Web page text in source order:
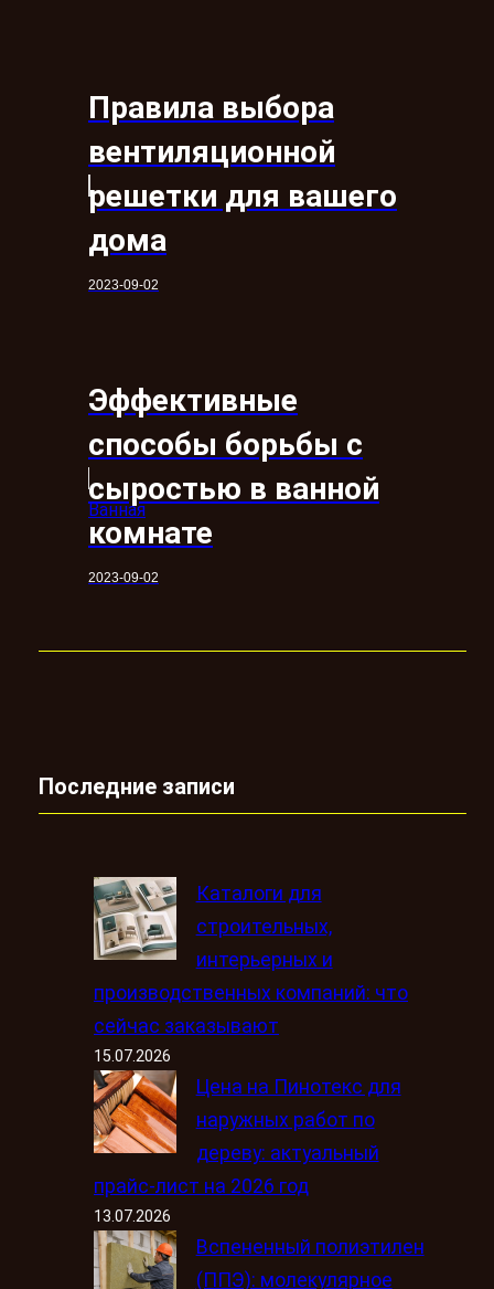
Правила выбора
вентиляционной
решетки для вашего
дома
2023-09-02
Эффективные
способы борьбы с
сыростью в ванной
комнате
2023-09-02
Ванная
Последние записи
Каталоги для
строительных,
интерьерных и
производственных компаний: что
сейчас заказывают
15.07.2026
Цена на Пинотекс для
наружных работ по
дереву: актуальный
прайс-лист на 2026 год
13.07.2026
Вспененный полиэтилен
(ППЭ): молекулярное